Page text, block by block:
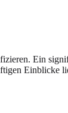
Ein
Einblicke